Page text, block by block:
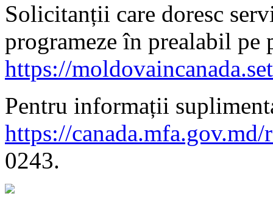
Solicitanții care doresc
programeze în prealabil pe
https://
Pentru informații
https://canada.mfa.gov.md/
0243.